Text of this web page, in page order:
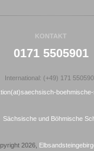
KONTAKT
0171 5505901
International: (+49) 171
2026,